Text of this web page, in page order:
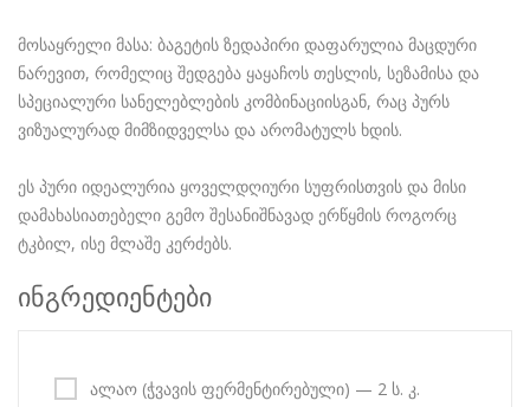
მოსაყრელი მასა: ბაგეტის ზედაპირი დაფარულია მაცდური
ნარევით, რომელიც შედგება ყაყაჩოს თესლის, სეზამისა და
სპეციალური სანელებლების კომბინაციისგან, რაც პურს
ვიზუალურად მიმზიდველსა და არომატულს ხდის.
ეს პური იდეალურია ყოველდღიური სუფრისთვის და მისი
დამახასიათებელი გემო შესანიშნავად ერწყმის როგორც
ტკბილ, ისე მლაშე კერძებს.
ინგრედიენტები
ალაო (ჭვავის ფერმენტირებული) — 2 ს. კ.